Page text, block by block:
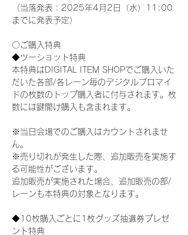
（当落発表：2025年4月2日（水）11:00
までに発表予定）
〇ご購入特典
◆ツーショット特典
本特典はDIGITAL ITEM SHOPでご購入いた
だいた各部/各レーン毎のデジタルブロマイ
ドの枚数のトップ購入者に付与されます。枚
数には鍵開け購入も含まれます。
※当日会場でのご購入はカウントされませ
ん。
※売り切れが発生した際、追加販売を実施す
る可能性がございます。
追加販売が実施された場合、追加販売の部/
レーンも本特典の対象となります。
◆10枚購入ごとに1枚グッズ抽選券プレゼ
ント特典